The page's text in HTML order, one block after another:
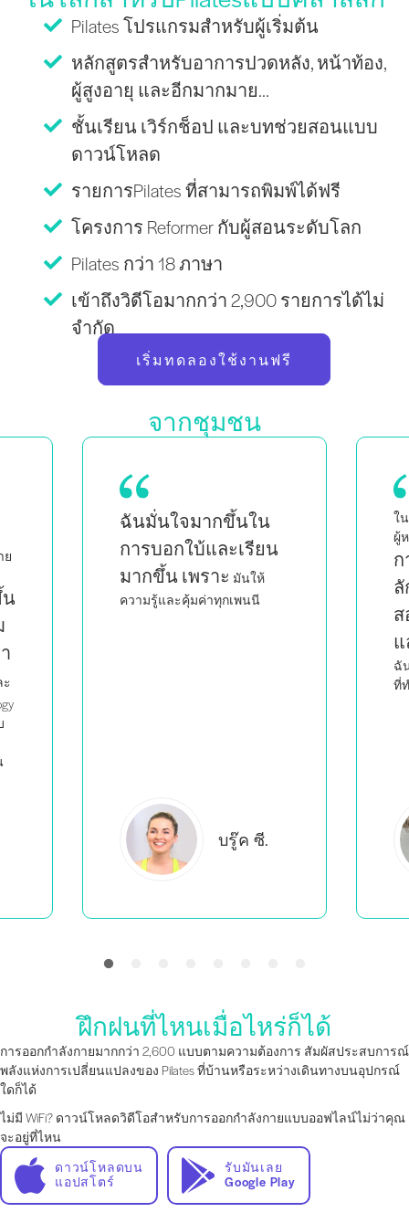
Pilates โปรแกรมสำหรับผู้เริ่มต้น
หลักสูตรสำหรับอาการปวดหลัง, หน้าท้อง,
ผู้สูงอายุ และอีกมากมาย...
ชั้นเรียน เวิร์กช็อป และบทช่วยสอนแบบ
ดาวน์โหลด
รายการPilates ที่สามารถพิมพ์ได้ฟรี
โครงการ Reformer กับผู้สอนระดับโลก
Pilates กว่า 18 ภาษา
เข้าถึงวิดีโอมากกว่า 2,900 รายการได้ไม่
จำกัด
เริ่มทดลองใช้งานฟรี
จากชุมชน
ในฐานะแม่ของลูกแฝด ซึ่งเป็น
ผู้หญิงผิวดำและเป็นเพศที่สาม
การได้เห็นคนอื่นที่มี
ลักษณะเหมือนฉัน
สอนอย่างชาญฉลาด
เอเวอร์ลี
บี.
เ
ก้
ก
ฝึกฝนที่ไหนเมื่อไหร่ก็ได้
การออกกำลังกายมากกว่า 2,600 แบบตามความต้องการ สัมผัสประสบการณ์
พลังแห่งการเปลี่ยนแปลงของ Pilates ที่บ้านหรือระหว่างเดินทางบนอุปกรณ์
ใดก็ได้
ไม่มี WiFi? ดาวน์โหลดวิดีโอสำหรับการออกกำลังกายแบบออฟไลน์ไม่ว่าคุณ
จะอยู่ที่ไหน
ดาวน์โหลดบน
แอปสโตร์
รับมันเลย
Google Play